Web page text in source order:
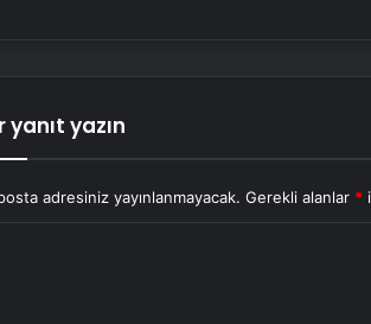
yanıt yazın
adresiniz yayınlanmayacak. Gerekli alanlar *